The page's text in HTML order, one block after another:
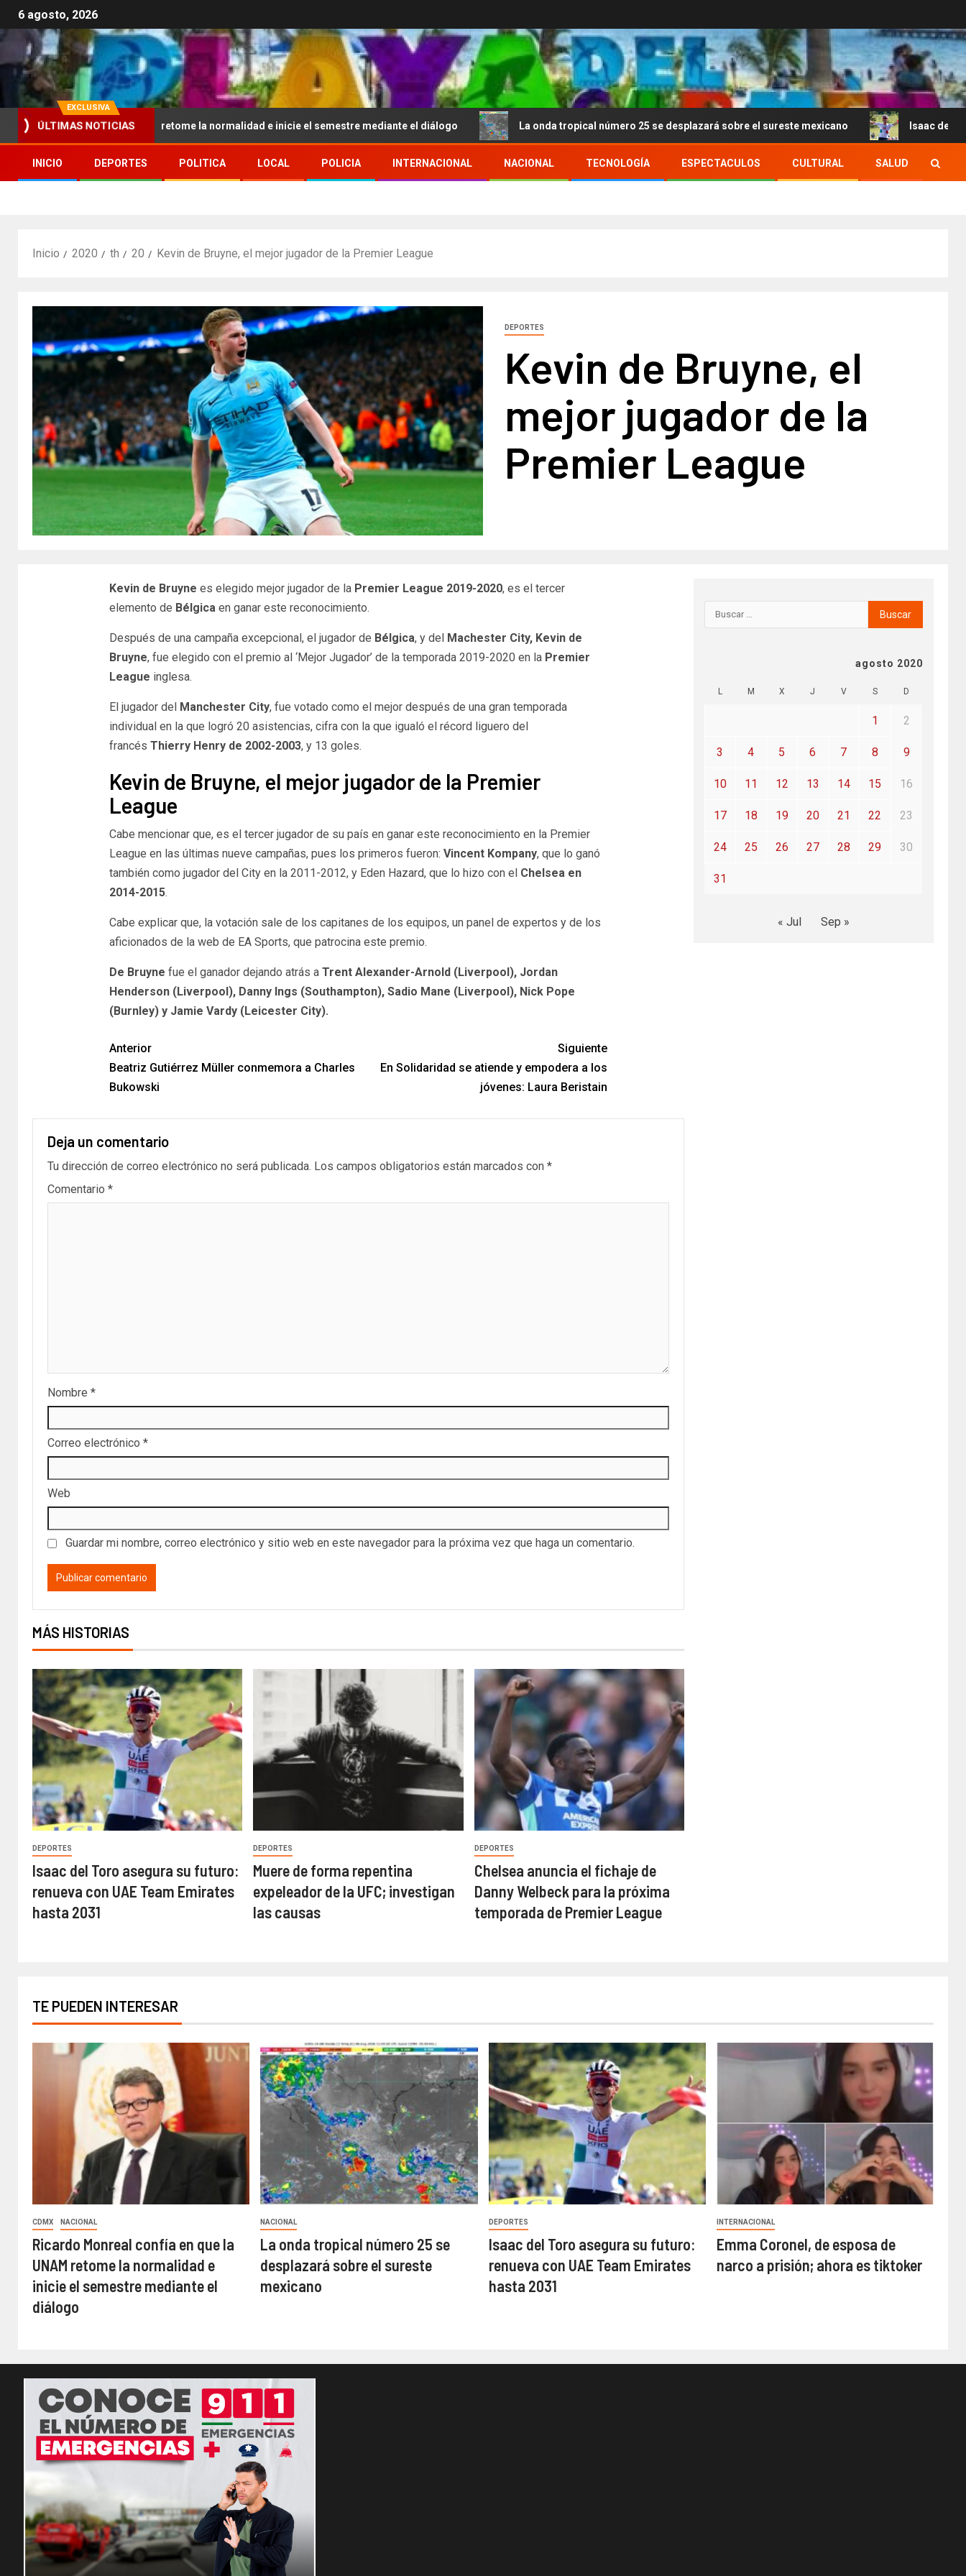
6 agosto, 2026
EXCLUSIVA
ÚLTIMAS NOTICIAS
en que la UNAM retome la normalidad e inicie el semestre mediante el diálogo La onda tropical número 25 se desplazará sobre el sureste mexicano Isaac del Toro
INICIO DEPORTES POLITICA LOCAL POLICIA INTERNACIONAL NACIONAL TECNOLOGÍA ESPECTACULOS CULTURAL SALUD
Inicio 2020 th 20 Kevin de Bruyne, el mejor jugador de la Premier League
DEPORTES
Kevin de Bruyne, el
mejor jugador de la
Premier League
Kevin de Bruyne es elegido mejor jugador de la Premier League 2019-2020, es el tercer
elemento de Bélgica en ganar este reconocimiento.
Después de una campaña excepcional, el jugador de Bélgica, y del Machester City, Kevin de
Bruyne, fue elegido con el premio al ‘Mejor Jugador’ de la temporada 2019-2020 en la Premier
League inglesa.
El jugador del Manchester City, fue votado como el mejor después de una gran temporada
individual en la que logró 20 asistencias, cifra con la que igualó el récord liguero del
francés Thierry Henry de 2002-2003, y 13 goles.
Kevin de Bruyne, el mejor jugador de la Premier
League
Cabe mencionar que, es el tercer jugador de su país en ganar este reconocimiento en la Premier
League en las últimas nueve campañas, pues los primeros fueron: Vincent Kompany, que lo ganó
también como jugador del City en la 2011-2012, y Eden Hazard, que lo hizo con el Chelsea en
2014-2015.
Cabe explicar que, la votación sale de los capitanes de los equipos, un panel de expertos y de los
aficionados de la web de EA Sports, que patrocina este premio.
De Bruyne fue el ganador dejando atrás a Trent Alexander-Arnold (Liverpool), Jordan
Henderson (Liverpool), Danny Ings (Southampton), Sadio Mane (Liverpool), Nick Pope
(Burnley) y Jamie Vardy (Leicester City).
Anterior
Beatriz Gutiérrez Müller conmemora a Charles
Bukowski
Siguiente
En Solidaridad se atiende y empodera a los
jóvenes: Laura Beristain
Deja un comentario
Tu dirección de correo electrónico no será publicada. Los campos obligatorios están marcados con *
Comentario *
Nombre *
Correo electrónico *
Web
Guardar mi nombre, correo electrónico y sitio web en este navegador para la próxima vez que haga un comentario.
MÁS HISTORIAS
DEPORTES
Isaac del Toro asegura su futuro:
renueva con UAE Team Emirates
hasta 2031
DEPORTES
Muere de forma repentina
expeleador de la UFC; investigan
las causas
DEPORTES
Chelsea anuncia el fichaje de
Danny Welbeck para la próxima
temporada de Premier League
agosto 2020
L M X J V S D
1 2
3 4 5 6 7 8 9
10 11 12 13 14 15 16
17 18 19 20 21 22 23
24 25 26 27 28 29 30
31
« Jul Sep »
TE PUEDEN INTERESAR
CDMX NACIONAL
Ricardo Monreal confía en que la
UNAM retome la normalidad e
inicie el semestre mediante el
diálogo
NACIONAL
La onda tropical número 25 se
desplazará sobre el sureste
mexicano
DEPORTES
Isaac del Toro asegura su futuro:
renueva con UAE Team Emirates
hasta 2031
INTERNACIONAL
Emma Coronel, de esposa de
narco a prisión; ahora es tiktoker